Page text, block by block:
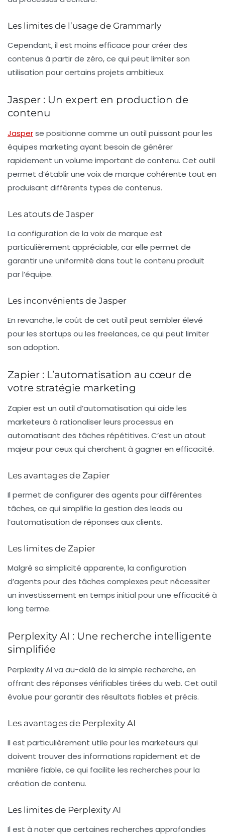
Les limites de l’usage de Grammarly
Cependant, il est moins efficace pour créer des
contenus à partir de zéro, ce qui peut limiter son
utilisation pour certains projets ambitieux.
Jasper : Un expert en production de
contenu
Jasperse positionne comme un outil puissant pour les
équipes marketing ayant besoin de générer
rapidement un volume important de contenu. Cet outil
permet d’établir une voix de marque cohérente tout en
produisant différents types de contenus.
Les atouts de Jasper
La configuration de la voix de marque est
particulièrement appréciable, car elle permet de
garantir une uniformité dans tout le contenu produit
par l’équipe.
Les inconvénients de Jasper
En revanche, le coût de cet outil peut sembler élevé
pour les startups ou les freelances, ce qui peut limiter
son adoption.
Zapier : L’automatisation au cœur de
votre stratégie marketing
Zapier est un outil d’automatisation qui aide les
marketeurs à rationaliser leurs processus en
automatisant des tâches répétitives. C’est un atout
majeur pour ceux qui cherchent à gagner en efficacité.
Les avantages de Zapier
Il permet de configurer des agents pour différentes
tâches, ce qui simplifie la gestion des leads ou
l’automatisation de réponses aux clients.
Les limites de Zapier
Malgré sa simplicité apparente, la configuration
d’agents pour des tâches complexes peut nécessiter
un investissement en temps initial pour une efficacité à
long terme.
Perplexity AI : Une recherche intelligente
simplifiée
Perplexity AI va au-delà de la simple recherche, en
offrant des réponses vérifiables tirées du web. Cet outil
évolue pour garantir des résultats fiables et précis.
Les avantages de Perplexity AI
Il est particulièrement utile pour les marketeurs qui
doivent trouver des informations rapidement et de
manière fiable, ce qui facilite les recherches pour la
création de contenu.
Les limites de Perplexity AI
Il est à noter que certaines recherches approfondies